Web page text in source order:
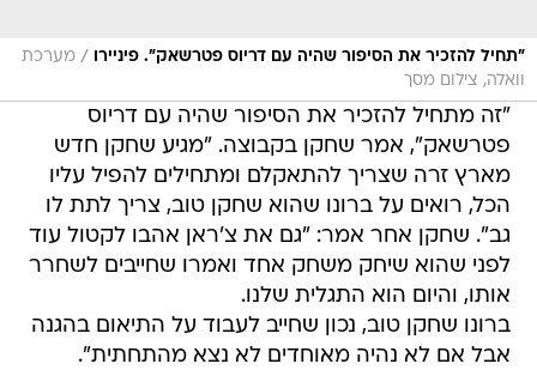
"תחיל להזכיר את הסיפור שהיה עם דריוס פטרשאק". פיניירו / מערכת
וואלה, צילום מסך
"זה מתחיל להזכיר את הסיפור שהיה עם דריוס
פטרשאק", אמר שחקן בקבוצה. "מגיע שחקן חדש
מארץ זרה שצריך להתאקלם ומתחילים להפיל עליו
הכל, רואים על ברונו שהוא שחקן טוב, צריך לתת לו
גב". שחקן אחר אמר: "גם את צ'ראן אהבו לקטול עוד
לפני שהוא שיחק משחק אחד ואמרו שחייבים לשחרר
אותו, והיום הוא התגלית שלנו.
ברונו שחקן טוב, נכון שחייב לעבוד על התיאום בהגנה
אבל אם לא נהיה מאוחדים לא נצא מהתחתית".